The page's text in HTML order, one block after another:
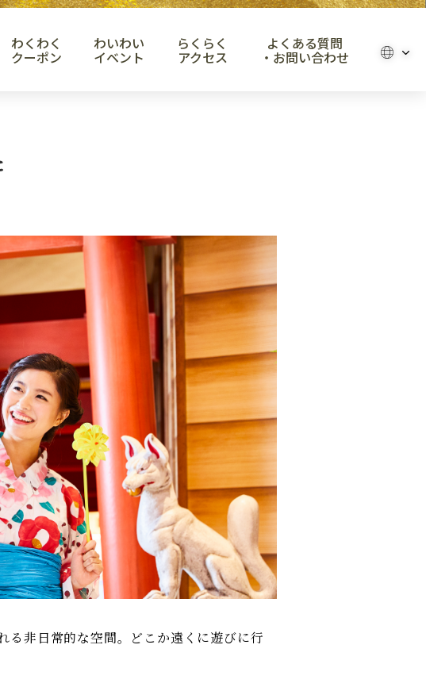
わくわく
クーポン
わいわい
イベント
らくらく
アクセス
よくある質問
・お問い合わせ
る非日常的な空間。どこか遠くに遊びに行